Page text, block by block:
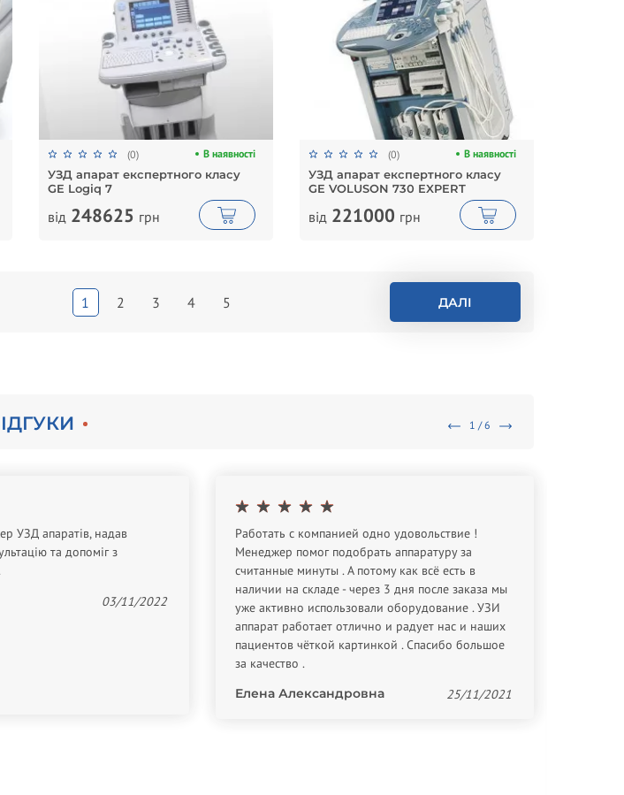
(0) В наявності
УЗД апарат експертного класу
GE Logiq 7
від248625 грн
(0) В наявності
УЗД апарат експертного класу
GE VOLUSON 730 EXPERT
від221000 грн
1 2 3 4 5 ДАЛІ
1 / 6
УЗД апаратів, надав
та допоміг з
03/11/2022
Работать с компанией одно удовольствие !
Менеджер помог подобрать аппаратуру за
считанные минуты . А потому как всё есть в
наличии на складе - через 3 дня после заказа мы
уже активно использовали оборудование . УЗИ
аппарат работает отлично и радует нас и наших
пациентов чёткой картинкой . Спасибо большое
за качество .
Елена Александровна
25/11/2021